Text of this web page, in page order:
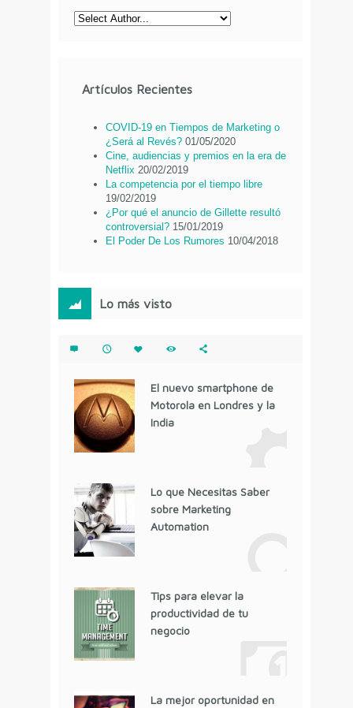
Artículos Recientes
COVID-19 en Tiempos de Marketing o
¿Será al Revés? 01/05/2020
Cine, audiencias y premios en la era de
Netflix 20/02/2019
La competencia por el tiempo libre
19/02/2019
¿Por qué el anuncio de Gillette resultó
controversial? 15/01/2019
El Poder De Los Rumores 10/04/2018
Lo más visto
El nuevo smartphone de
Motorola en Londres y la
India
Lo que Necesitas Saber
sobre Marketing
Automation
Tips para elevar la
productividad de tu
negocio
La mejor oportunidad en